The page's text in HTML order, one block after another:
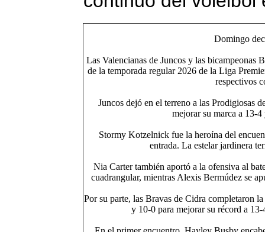
Domingo
Las Valencianas de Juncos y las bicampeonas
de la temporada regular 2026 de la Liga
respectivos
Juncos dejó en el terreno a las Prodigiosas
mejorar su marca a 13-
Stormy Kotzelnick fue la heroína del
entrada. La estelar jardinera
Nia Carter también aportó a la ofensiva al
cuadrangular, mientras Alexis Bermúdez se
Por su parte, las Bravas de Cidra completaron
y 10-0 para mejorar su récord a